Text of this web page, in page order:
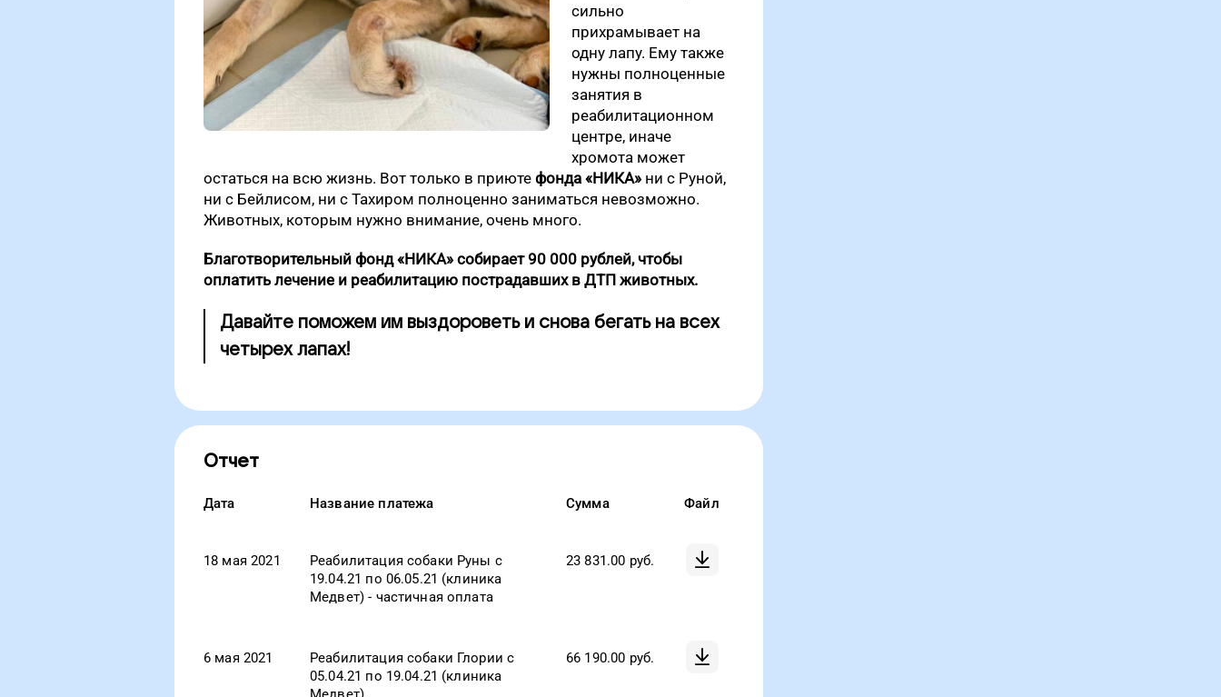
сильно
прихрамывает на
одну лапу. Ему также
нужны полноценные
занятия в
реабилитационном
центре, иначе
хромота может
остаться на всю жизнь. Вот только в приюте фонда «НИКА» ни с Руной,
ни с Бейлисом, ни с Тахиром полноценно заниматься невозможно.
Животных, которым нужно внимание, очень много.
Благотворительный фонд «НИКА» собирает 90 000 рублей, чтобы
оплатить лечение и реабилитацию пострадавших в ДТП животных.
Давайте поможем им выздороветь и снова бегать на всех
четырех лапах!
Отчет
Дата Название платежа Сумма Файл
18 мая 2021
Реабилитация собаки Руны с
19.04.21 по 06.05.21 (клиника
Медвет) - частичная оплата
23 831.00 руб.
6 мая 2021
Реабилитация собаки Глории с
05.04.21 по 19.04.21 (клиника
66 190.00 руб.